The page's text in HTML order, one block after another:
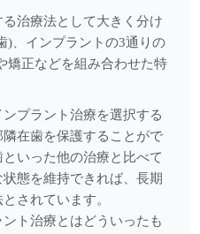
治療法として大きく分け
)、インプラントの3通りの
矯正などを組み合わせた特
プラント治療を選択する
在歯を保護することがで
いった他の治療と比べて
態を維持できれば、長期
されています。
ト治療とはどういったも